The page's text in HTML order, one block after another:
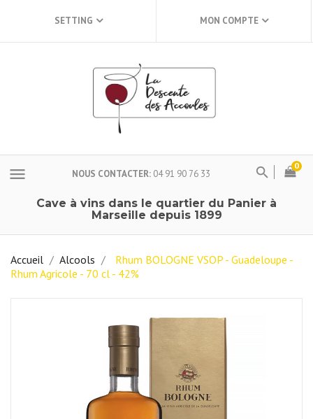
SETTING MON COMPTE
menu NOUS CONTACTER 04 91 90 76 33
0
Cave à vins dans le quartier du Panier à
Marseille depuis 1899
Accueil Alcools
Rhum BOLOGNE VSOP - Guadeloupe -
Rhum Agricole - 70 cl - 42%